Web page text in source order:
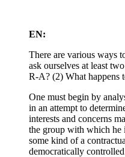
EN:
There are various ways
ask ourselves at least
R-A? (2) What happens
One must begin by
in an attempt to
interests and concerns
the group with which he
some kind of a
democratically